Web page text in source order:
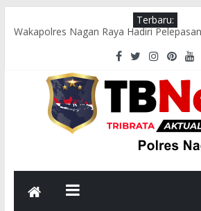
Terbaru:
Wakapolres Nagan Raya Hadiri
Menuju Cibubur di Pendopo Bupati
Polsek Seunagan Timur Gelar
Lokasi Rawan Kecelakaan dan Kemacetan
Polsek Tadu Raya Sambangi Dapur
dan Kelayakan Pengolahan Makanan
sambut HUT ke-81 RI, Bhabinkamtibmas
Ajak Warga Kibarkan Bendera Merah
Polsek Kuala Polres Nagan Raya Gelar
Pencegahan Karhutla